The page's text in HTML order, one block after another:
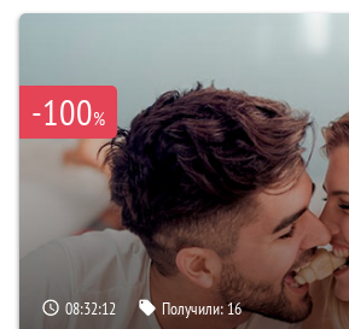
-100%
08:32:11 Получили:16